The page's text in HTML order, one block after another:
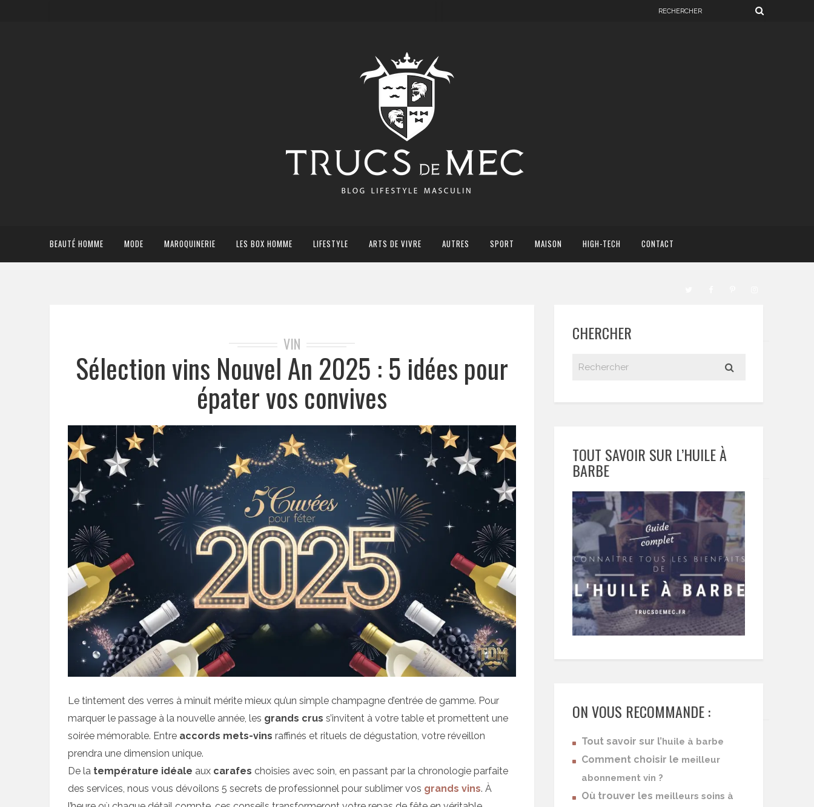
BEAUTÉ HOMME MODE MAROQUINERIE LES BOX HOMME LIFESTYLE ARTS DE VIVRE AUTRES SPORT MAISON HIGH-TECH CONTACT
VIN
Sélection vins Nouvel An 2025 : 5 idées pour
épater vos convives
Le tintement des verres à minuit mérite mieux qu’un simple champagne d’entrée de gamme. Pour
marquer le passage à la nouvelle année, les grands crus s’invitent à votre table et promettent une
soirée mémorable. Entre accords mets-vins raffinés et rituels de dégustation, votre réveillon
prendra une dimension unique.
De la température idéale aux carafes choisies avec soin, en passant par la chronologie parfaite
des services, nous vous dévoilons 5 secrets de professionnel pour sublimer vos grands vins. À
CHERCHER
TOUT SAVOIR SUR L’HUILE À
BARBE
ON VOUS RECOMMANDE :
Tout savoir sur l’ huile à barbe
Comment choisir le meilleur
abonnement vin ?
Où trouver les meilleurs soins à